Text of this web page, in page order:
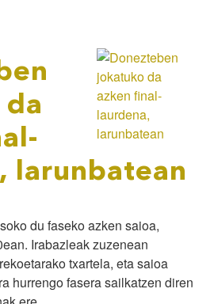
larunbatean
du faseko azken saioa,
Irabazleak zuzenean
txartela, eta saioa
hurrengo fasera sailkatzen diren